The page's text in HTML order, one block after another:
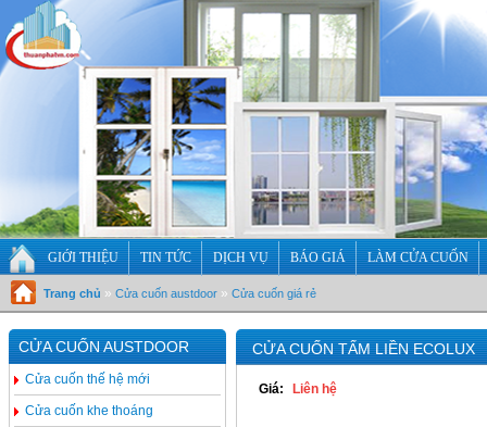
GIỚI THIỆU TIN TỨC DỊCH VỤ BÁO GIÁ LÀM CỬA CUỐN
Trang chủ » Cửa cuốn austdoor » Cửa cuốn giá rẻ
CỬA CUỐN AUSTDOOR
Cửa cuốn thế hệ mới
Cửa cuốn khe thoáng
CỬA CUỐN TẤM LIỀN ECOLUX
Giá: Liên hệ